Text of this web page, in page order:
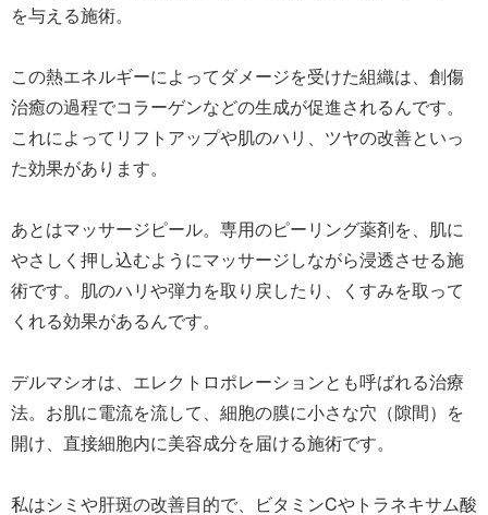
を与える施術。
この熱エネルギーによってダメージを受けた組織は、創傷
治癒の過程でコラーゲンなどの生成が促進されるんです。
これによってリフトアップや肌のハリ、ツヤの改善といっ
た効果があります。
あとはマッサージピール。専用のピーリング薬剤を、肌に
やさしく押し込むようにマッサージしながら浸透させる施
術です。肌のハリや弾力を取り戻したり、くすみを取って
くれる効果があるんです。
デルマシオは、エレクトロポレーションとも呼ばれる治療
法。お肌に電流を流して、細胞の膜に小さな穴（隙間）を
開け、直接細胞内に美容成分を届ける施術です。
私はシミや肝斑の改善目的で、ビタミンCやトラネキサム酸